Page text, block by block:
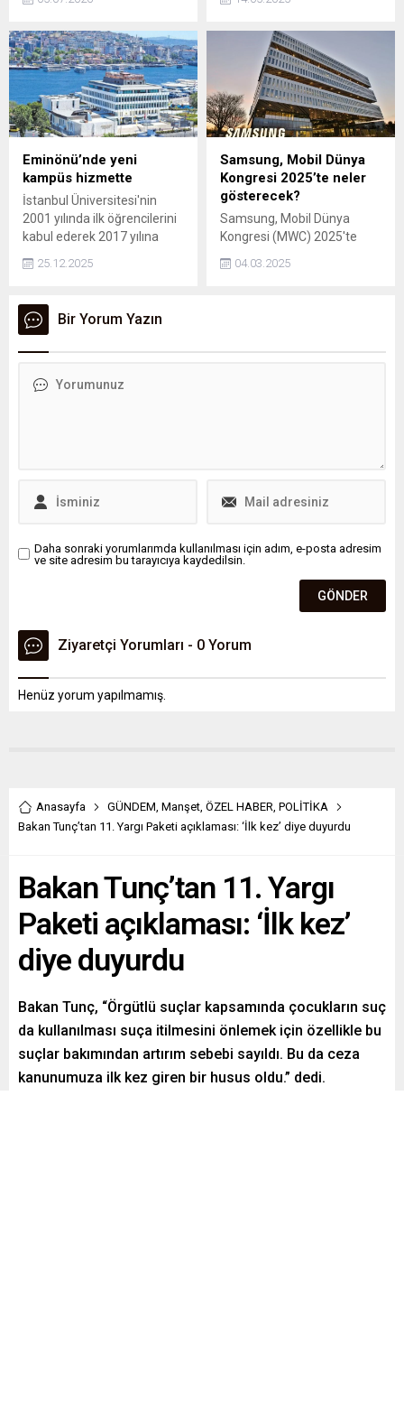
ulaşılamaması gerekçesiyle
sürüş projesini sonlandırma
kararı aldı. Şirketin yeni iş
ortağı arayışı sürüyor.
Belediyespor’a gönderilen
CHP’li Erdal Beşikçioğlu
yönetimi tarafından
sessizce kesildiği ortaya
çıktı.
Eminönü’nde yeni
kampüs hizmette
İstanbul Üniversitesi'nin
2001 yılında ilk öğrencilerini
kabul ederek 2017 yılına
Ahi Çelebi Kampüsü
olarak yapılan
rekonstrüksiyonun ardından
25.12.2025
Samsung, Mobil Dünya
Kongresi 2025’te neler
gösterecek?
Samsung, Mobil Dünya
Kongresi (MWC) 2025'te
geliştirdiği yeniliklerini
04.03.2025
Bir Yorum Yazın
Daha sonraki yorumlarımda kullanılması için adım, e-posta adresim
ve site adresim bu tarayıcıya kaydedilsin.
Ziyaretçi Yorumları - 0 Yorum
Henüz yorum yapılmamış.
Anasayfa GÜNDEM Manşet ÖZEL HABER POLİTİKA
Bakan Tunç’tan 11. Yargı Paketi açıklaması: ‘İlk kez’ diye duyurdu
Bakan Tunç’tan 11. Yargı
Paketi açıklaması: ‘İlk kez’
diye duyurdu
Bakan Tunç, “Örgütlü suçlar kapsamında çocukların suç
da kullanılması suça itilmesini önlemek için özellikle bu
suçlar bakımından artırım sebebi sayıldı. Bu da ceza
kanunumuza ilk kez giren bir husus oldu.” dedi.